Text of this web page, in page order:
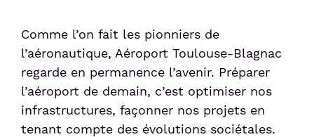
Sénior et PMR
Voyageur avec un animal
Enfant non-accompagné
Comme l’on fait les pionniers de
l’aéronautique, Aéroport Toulouse-Blagnac
regarde en permanence l’avenir. Préparer
l’aéroport de demain, c’est optimiser nos
infrastructures, façonner nos projets en
tenant compte des évolutions sociétales.